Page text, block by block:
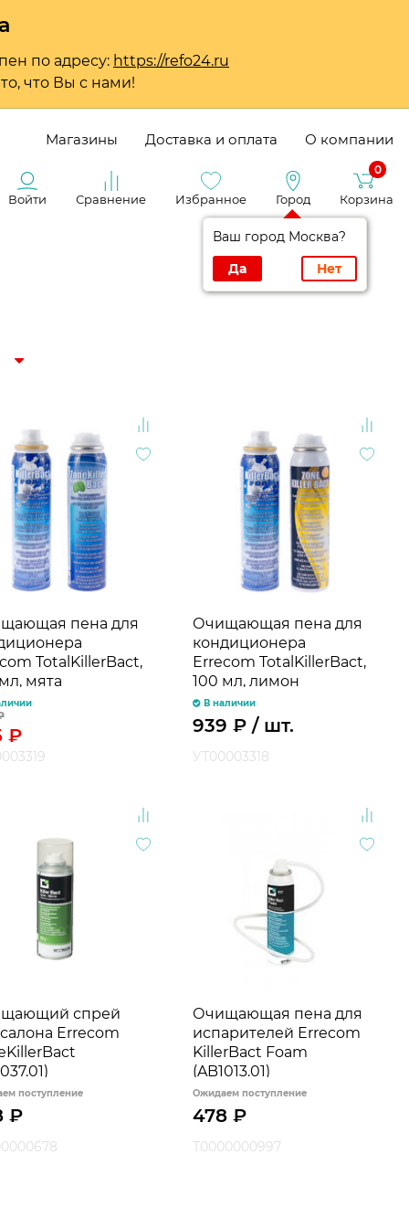
по адресу: https://refo24.ru
что Вы с нами!
Магазины Доставка и оплата О компании
Войти Сравнение Избранное Город
Ваш город Москва?
Да
Нет
0
Корзина
пена для
TotalKillerBact,
мята
₽
Очищающая пена для
кондиционера
Errecom TotalKillerBact,
100 мл, лимон
В наличии
939 ₽ / шт.
УТ00003318
спрей
Errecom
поступление
₽
Очищающая пена для
испарителей Errecom
KillerBact Foam
(AB1013.01)
Ожидаем поступление
478 ₽
Т0000000997